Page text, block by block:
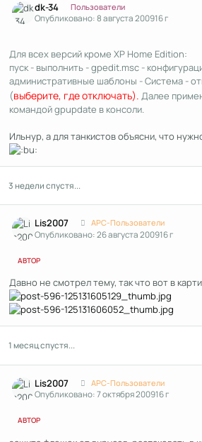
dk-34 Пользователи
Опубликовано:8 августа 200916 г
Для всех версий кроме XP Home Edition:
пуск - выполнить - gpedit.msc -
административные шаблоны - Система -
(выберите, где отключать). Далее
командой gpupdate в консоли.
Ильнур, а для танкистов объясни, что
3 недели спустя...
Lis2007 APC-Пользователи
Опубликовано:26 августа 200916 г
АВТОР
Давно не смотрел тему, так что вот в
1 месяц спустя...
Lis2007 APC-Пользователи
Опубликовано:7 октября 200916 г
АВТОР